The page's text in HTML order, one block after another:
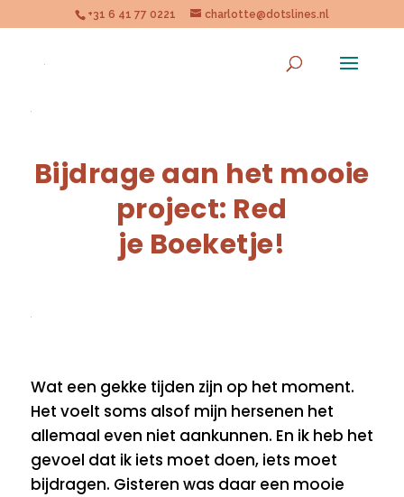
+31 6 41 77 0221 charlotte@dotslines.nl
Bijdrage aan het mooie
project: Red
je Boeketje!
Wat een gekke tijden zijn op het moment.
Het voelt soms alsof mijn hersenen het
allemaal even niet aankunnen. En ik heb het
gevoel dat ik iets moet doen, iets moet
bijdragen. Gisteren was daar een mooie